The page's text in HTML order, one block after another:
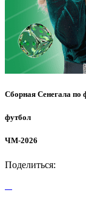
Сборная Сенегала по
футбол
ЧМ-2026
Поделиться: